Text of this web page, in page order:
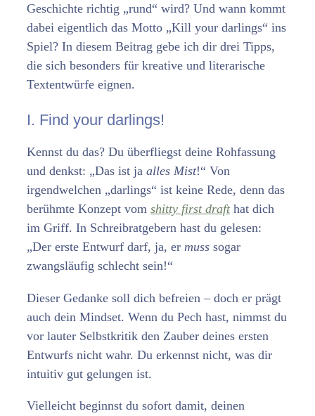
Geschichte richtig „rund“ wird? Und wann kommt
dabei eigentlich das Motto „Kill your darlings“ ins
Spiel? In diesem Beitrag gebe ich dir drei Tipps,
die sich besonders für kreative und literarische
Textentwürfe eignen.
I. Find your darlings!
Kennst du das? Du überfliegst deine Rohfassung
und denkst: „Das ist ja alles Mist!“ Von
irgendwelchen „darlings“ ist keine Rede, denn das
berühmte Konzept vom shitty first drafthat dich
im Griff. In Schreibratgebern hast du gelesen:
„Der erste Entwurf darf, ja, er muss sogar
zwangsläufig schlecht sein!“
Dieser Gedanke soll dich befreien – doch er prägt
auch dein Mindset. Wenn du Pech hast, nimmst du
vor lauter Selbstkritik den Zauber deines ersten
Entwurfs nicht wahr. Du erkennst nicht, was dir
intuitiv gut gelungen ist.
Vielleicht beginnst du sofort damit, deinen